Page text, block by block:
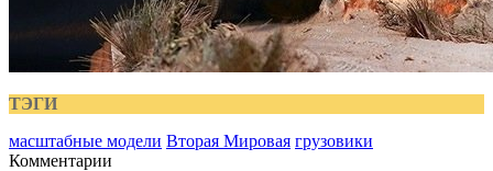
ТЭГИ
масштабные модели Вторая Мировая грузовики
Комментарии